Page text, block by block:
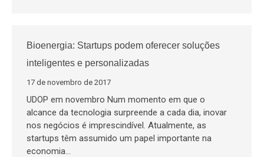
Bioenergia: Startups podem oferecer soluções
inteligentes e personalizadas
17 de novembro de 2017
UDOP em novembro Num momento em que o
alcance da tecnologia surpreende a cada dia, inovar
nos negócios é imprescindível. Atualmente, as
startups têm assumido um papel importante na
economia…